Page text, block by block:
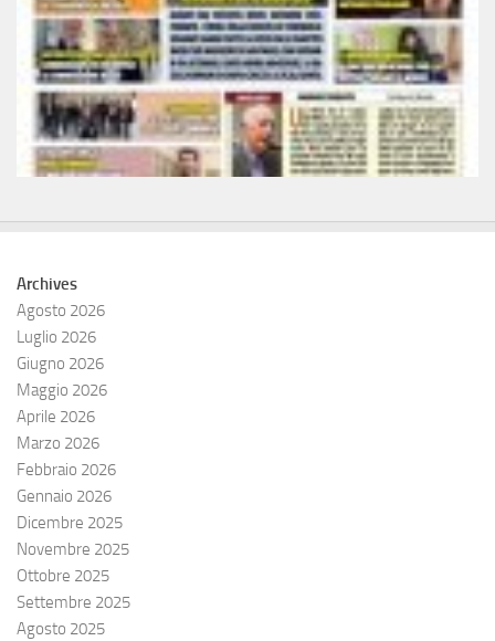
Archives
Agosto 2026
Luglio 2026
Giugno 2026
Maggio 2026
Aprile 2026
Marzo 2026
Febbraio 2026
Gennaio 2026
Dicembre 2025
Novembre 2025
Ottobre 2025
Settembre 2025
Agosto 2025